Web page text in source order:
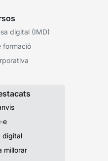
digital (IMD)
formació
e
digital
millorar